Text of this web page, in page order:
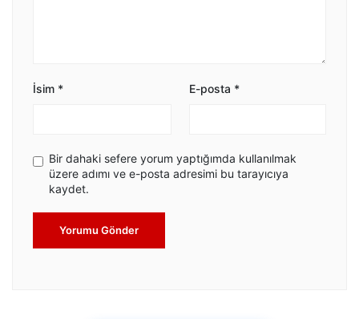
İsim * E-posta *
Bir dahaki sefere yorum yaptığımda kullanılmak
üzere adımı ve e-posta adresimi bu tarayıcıya
kaydet.
Yorumu Gönder